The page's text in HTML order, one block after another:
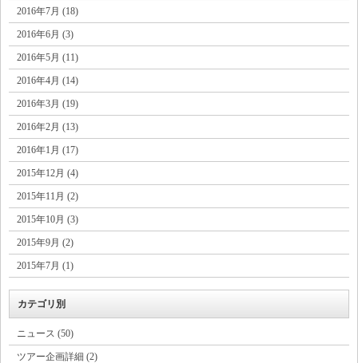
2016年7月 (18)
2016年6月 (3)
2016年5月 (11)
2016年4月 (14)
2016年3月 (19)
2016年2月 (13)
2016年1月 (17)
2015年12月 (4)
2015年11月 (2)
2015年10月 (3)
2015年9月 (2)
2015年7月 (1)
カテゴリ別
ニュース (50)
ツアー企画詳細 (2)